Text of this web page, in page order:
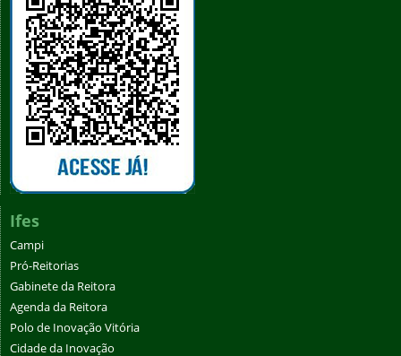
Ifes
Campi
Pró-Reitorias
Gabinete da Reitora
Agenda da Reitora
Polo de Inovação Vitória
Cidade da Inovação